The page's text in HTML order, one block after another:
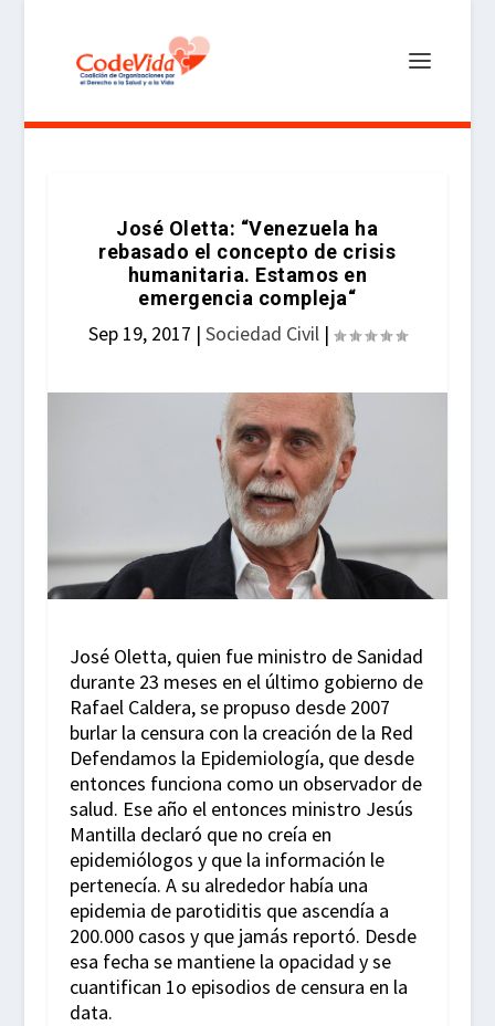
José Oletta: “Venezuela ha
rebasado el concepto de crisis
humanitaria. Estamos en
emergencia compleja“
Sep 19, 2017 | Sociedad Civil|
José Oletta, quien fue ministro de Sanidad
durante 23 meses en el último gobierno de
Rafael Caldera, se propuso desde 2007
burlar la censura con la creación de la Red
Defendamos la Epidemiología, que desde
entonces funciona como un observador de
salud. Ese año el entonces ministro Jesús
Mantilla declaró que no creía en
epidemiólogos y que la información le
pertenecía. A su alrededor había una
epidemia de parotiditis que ascendía a
200.000 casos y que jamás reportó. Desde
esa fecha se mantiene la opacidad y se
cuantifican 1o episodios de censura en la
data.